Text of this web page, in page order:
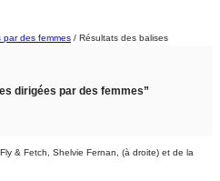
par des femmes / Résultats des balises
dirigées par des femmes”